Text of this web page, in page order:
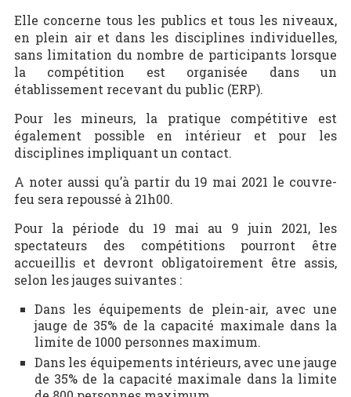
Elle concerne tous les publics et tous les niveaux,
en plein air et dans les disciplines individuelles,
sans limitation du nombre de participants lorsque
la compétition est organisée dans un
établissement recevant du public (ERP).
Pour les mineurs, la pratique compétitive est
également possible en intérieur et pour les
disciplines impliquant un contact.
A noter aussi qu’à partir du 19 mai 2021 le couvre-
feu sera repoussé à 21h00.
Pour la période du 19 mai au 9 juin 2021, les
spectateurs des compétitions pourront être
accueillis et devront obligatoirement être assis,
selon les jauges suivantes :
Dans les équipements de plein-air, avec une
jauge de 35% de la capacité maximale dans la
limite de 1000 personnes maximum.
Dans les équipements intérieurs, avec une jauge
de 35% de la capacité maximale dans la limite